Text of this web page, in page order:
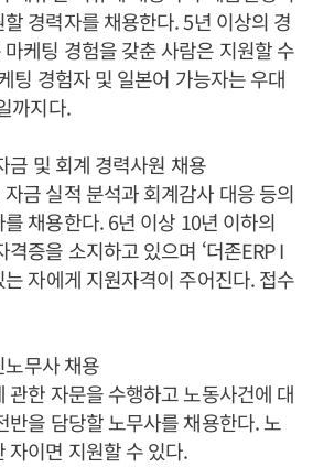
경력자를 채용한다. 5년 이상의 경
케팅 경험을 갖춘 사람은 지원할 수
팅 경험자 및 일본어 가능자는 우대
까지다.
및 회계 경력사원 채용
금 실적 분석과 회계감사 대응 등의
채용한다. 6년 이상 10년 이하의
증을 소지하고 있으며 ‘더존ERP I
는 자에게 지원자격이 주어진다. 접수
무사 채용
관한 자문을 수행하고 노동사건에 대
반을 담당할 노무사를 채용한다. 노
자이면 지원할 수 있다.